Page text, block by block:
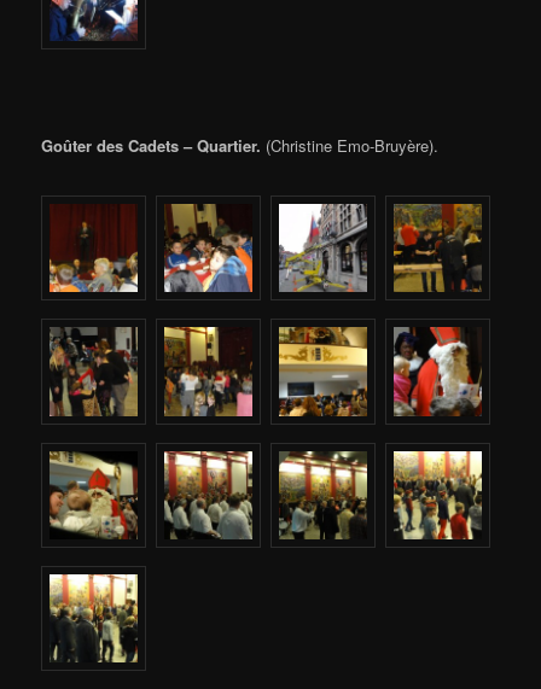
Goûter des Cadets – Quartier. (Christine Emo-Bruyère).